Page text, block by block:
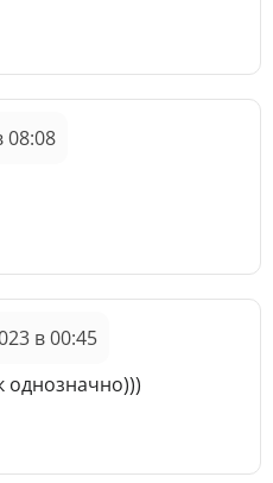
08:08
в 00:45
однозначно)))